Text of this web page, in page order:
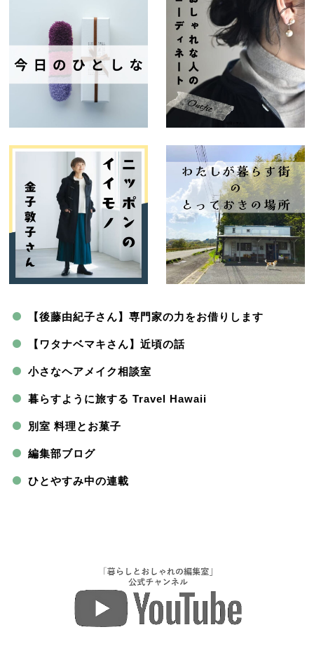
【後藤由紀子さん】専門家の力をお借りします
【ワタナベマキさん】近頃の話
小さなヘアメイク相談室
暮らすように旅する Travel Hawaii
別室 料理とお菓子
編集部ブログ
ひとやすみ中の連載